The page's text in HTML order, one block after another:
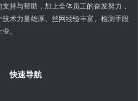
持与帮助，加上全体员工的奋发努力，
术力量雄厚、丝网经验丰富、检测手段
。
快速导航